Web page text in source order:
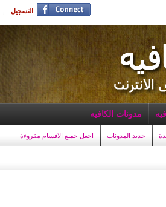
التسجيل
جديد المدونات اجعل جميع الاقسام مقروءة
مدونات الكافيه